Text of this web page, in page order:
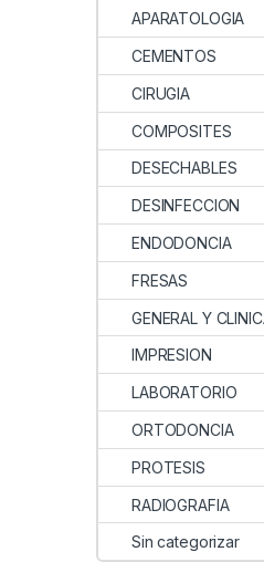
APARATOLOGIA
CEMENTOS
CIRUGIA
COMPOSITES
DESECHABLES
DESINFECCION
ENDODONCIA
FRESAS
GENERAL Y
IMPRESION
LABORATORIO
ORTODONCIA
PROTESIS
RADIOGRAFIA
Sin categorizar